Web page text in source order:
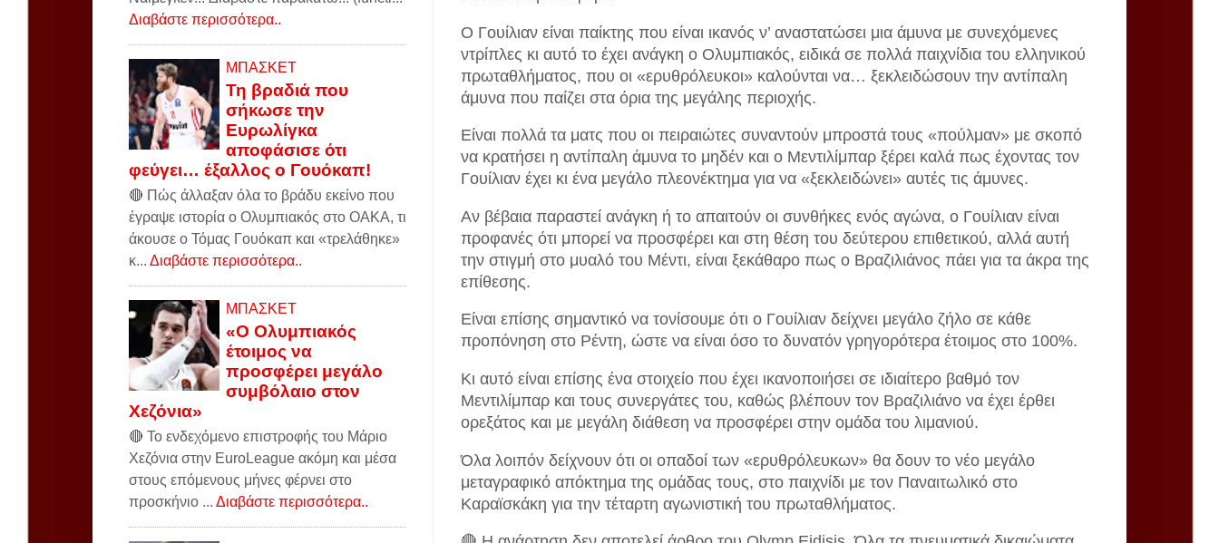
Ο Γουίλιαν είναι παίκτης που είναι ικανός ν’ αναστατώσει μια άμυνα με συνεχόμενες
ντρίπλες κι αυτό το έχει ανάγκη ο Ολυμπιακός, ειδικά σε πολλά παιχνίδια του ελληνικού
πρωταθλήματος, που οι «ερυθρόλευκοι» καλούνται να… ξεκλειδώσουν την αντίπαλη
άμυνα που παίζει στα όρια της μεγάλης περιοχής.
Είναι πολλά τα ματς που οι πειραιώτες συναντούν μπροστά τους «πούλμαν» με σκοπό
να κρατήσει η αντίπαλη άμυνα το μηδέν και ο Μεντιλίμπαρ ξέρει καλά πως έχοντας τον
Γουίλιαν έχει κι ένα μεγάλο πλεονέκτημα για να «ξεκλειδώνει» αυτές τις άμυνες.
Αν βέβαια παραστεί ανάγκη ή το απαιτούν οι συνθήκες ενός αγώνα, ο Γουίλιαν είναι
προφανές ότι μπορεί να προσφέρει και στη θέση του δεύτερου επιθετικού, αλλά αυτή
την στιγμή στο μυαλό του Μέντι, είναι ξεκάθαρο πως ο Βραζιλιάνος πάει για τα άκρα της
επίθεσης.
Είναι επίσης σημαντικό να τονίσουμε ότι ο Γουίλιαν δείχνει μεγάλο ζήλο σε κάθε
προπόνηση στο Ρέντη, ώστε να είναι όσο το δυνατόν γρηγορότερα έτοιμος στο 100%.
Κι αυτό είναι επίσης ένα στοιχείο που έχει ικανοποιήσει σε ιδιαίτερο βαθμό τον
Μεντιλίμπαρ και τους συνεργάτες του, καθώς βλέπουν τον Βραζιλιάνο να έχει έρθει
ορεξάτος και με μεγάλη διάθεση να προσφέρει στην ομάδα του λιμανιού.
Όλα λοιπόν δείχνουν ότι οι οπαδοί των «ερυθρόλευκων» θα δουν το νέο μεγάλο
μεταγραφικό απόκτημα της ομάδας τους, στο παιχνίδι με τον Παναιτωλικό στο
Καραϊσκάκη για την τέταρτη αγωνιστική του πρωταθλήματος.
Διαβάστε περισσότερα..
ΜΠΑΣΚΕΤ
Τη βραδιά που
σήκωσε την
Ευρωλίγκα
αποφάσισε ότι
φεύγει… έξαλλος ο Γουόκαπ!
🔴 Πώς άλλαξαν όλα το βράδυ εκείνο που
έγραψε ιστορία ο Ολυμπιακός στο ΟΑΚΑ, τι
άκουσε ο Τόμας Γουόκαπ και «τρελάθηκε»
κ... Διαβάστε περισσότερα..
ΜΠΑΣΚΕΤ
«Ο Ολυμπιακός
έτοιμος να
προσφέρει μεγάλο
συμβόλαιο στον
Χεζόνια»
🔴 Το ενδεχόμενο επιστροφής του Μάριο
Χεζόνια στην EuroLeague ακόμη και μέσα
στους επόμενους μήνες φέρνει στο
προσκήνιο ... Διαβάστε περισσότερα..